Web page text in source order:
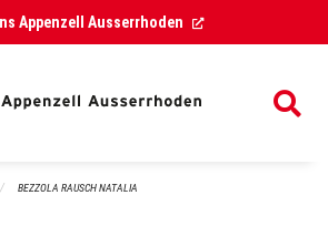
Appenzell Ausserrhoden (External Link)
BEZZOLA RAUSCH NATALIA